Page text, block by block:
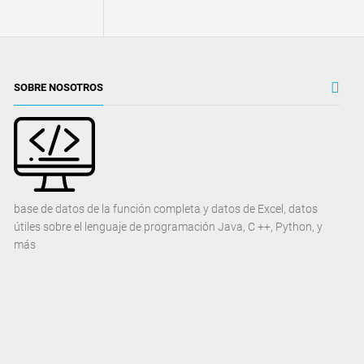
SOBRE NOSOTROS
base de datos de la función completa y datos de Excel, datos
útiles sobre el lenguaje de programación Java, C ++, Python, y
más